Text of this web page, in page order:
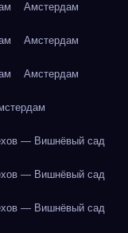
Амстердам
Амстердам
Амстердам
— Вишнёвый сад
— Вишнёвый сад
— Вишнёвый сад